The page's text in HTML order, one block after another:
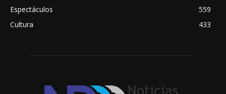
Espectáculos
559
Cultura
433